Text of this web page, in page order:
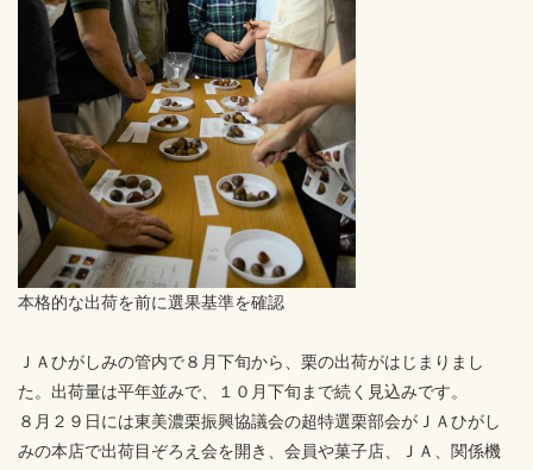
本格的な出荷を前に選果基準を確認
ＪＡひがしみの管内で８月下旬から、栗の出荷がはじまりまし
た。出荷量は平年並みで、１０月下旬まで続く見込みです。
８月２９日には東美濃栗振興協議会の超特選栗部会がＪＡひがし
みの本店で出荷目ぞろえ会を開き、会員や菓子店、ＪＡ、関係機